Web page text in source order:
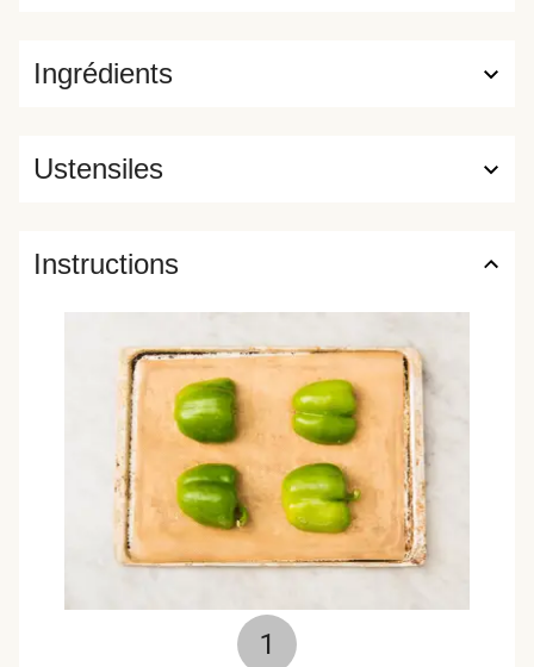
Ingrédients
Ustensiles
Instructions
1